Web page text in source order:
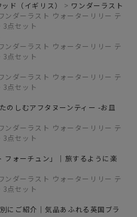
ド（イギリス）
ワンダーラスト
ダーラスト ウォーターリリー テ
点セット
ダーラスト ウォーターリリー テ
点セット
ダーラスト ウォーターリリー テ
点セット
のしむアフタヌーンティー -お皿
ダーラスト ウォーターリリー テ
点セット
フォーチュン」｜旅するように楽
ダーラスト ウォーターリリー テ
点セット
にご紹介｜気品あふれる英国ブラ